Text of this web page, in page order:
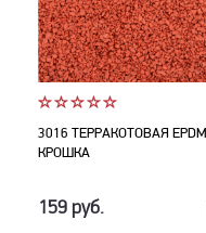
3016 ТЕРРАКОТОВАЯ EPDM
КРОШКА
159 руб.